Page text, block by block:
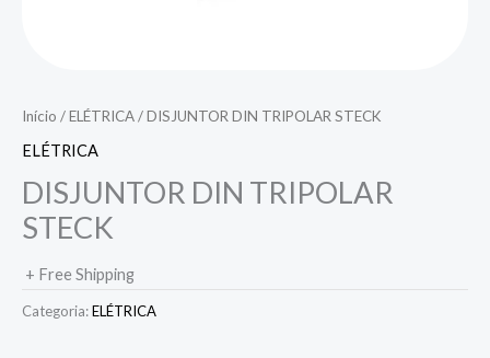
Início /ELÉTRICA/ DISJUNTOR DIN TRIPOLAR STECK
ELÉTRICA
DISJUNTOR DIN TRIPOLAR
STECK
+ Free Shipping
Categoria:ELÉTRICA